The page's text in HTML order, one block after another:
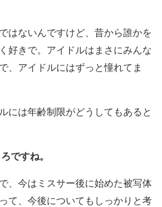
はないんですけど、昔から誰かを
好きで。アイドルはまさにみんな
、アイドルにはずっと憧れてま
には年齢制限がどうしてもあると
ですね。
、今はミスサー後に始めた被写体
て、今後についてもしっかりと考